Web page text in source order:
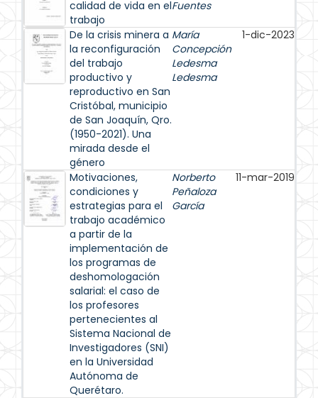
calidad de vida en el
trabajo
Fuentes
De la crisis minera a
la reconfiguración
del trabajo
productivo y
reproductivo en San
Cristóbal, municipio
de San Joaquín, Qro.
(1950-2021). Una
mirada desde el
género
María
Concepción
Ledesma
Ledesma
1-dic-2023
Motivaciones,
condiciones y
estrategias para el
trabajo académico
a partir de la
implementación de
los programas de
deshomologación
salarial: el caso de
los profesores
pertenecientes al
Sistema Nacional de
Investigadores (SNI)
en la Universidad
Autónoma de
Querétaro.
Norberto
Peñaloza
García
11-mar-2019